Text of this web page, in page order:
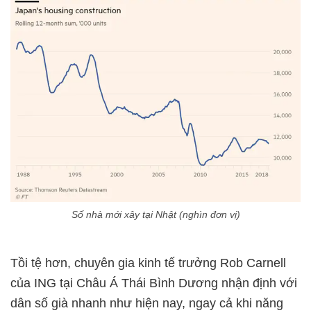
Số nhà mới xây tại Nhật (nghìn đơn vị)
Tồi tệ hơn, chuyên gia kinh tế trưởng Rob Carnell
của ING tại Châu Á Thái Bình Dương nhận định với
dân số già nhanh như hiện nay, ngay cả khi năng